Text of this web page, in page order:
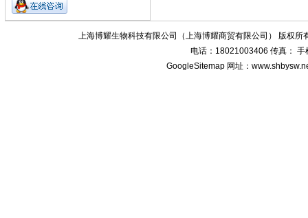
上海博耀生物科技有限公司（上海博耀商贸有限公司） 版权所
电话：18021003406 传真： 手
GoogleSitemap 网址：